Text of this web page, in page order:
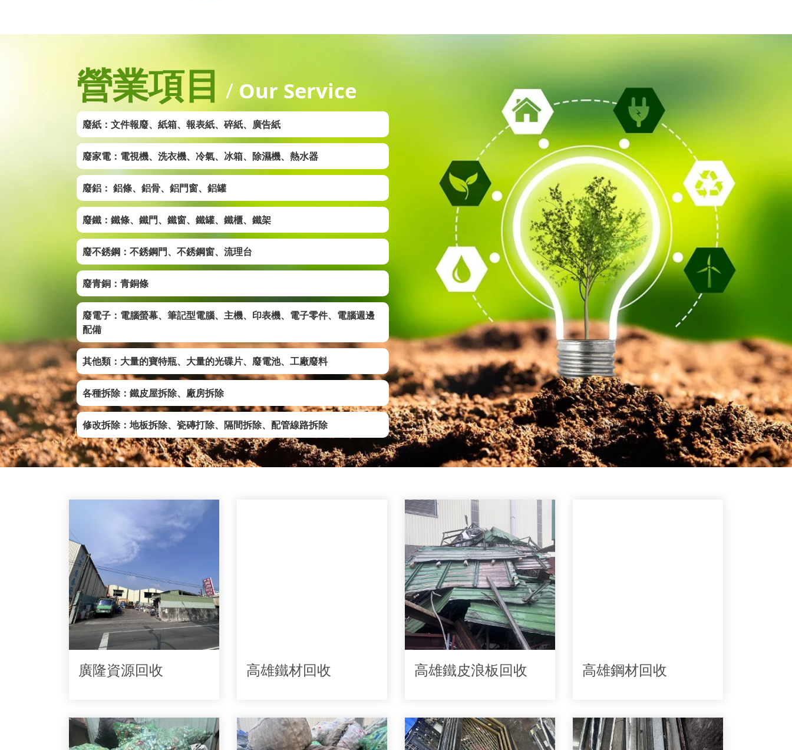
營業項目 / Our Service
廢紙：文件報廢、紙箱、報表紙、碎紙、廣告紙
廢家電：電視機、洗衣機、冷氣、冰箱、除濕機、熱水器
廢鋁： 鋁條、鋁骨、鋁門窗、鋁罐
廢鐵：鐵條、鐵門、鐵窗、鐵罐、鐵櫃、鐵架
廢不銹鋼：不銹鋼門、不銹鋼窗、流理台
廢青銅：青銅條
廢電子：電腦螢幕、筆記型電腦、主機、印表機、電子零件、電腦週邊
配備
其他類：大量的寶特瓶、大量的光碟片、廢電池、工廠廢料
各種拆除：鐵皮屋拆除、廠房拆除
修改拆除：地板拆除、瓷磚打除、隔間拆除、配管線路拆除
廣隆資源回收 高雄鐵材回收 高雄鐵皮浪板回收 高雄鋼材回收